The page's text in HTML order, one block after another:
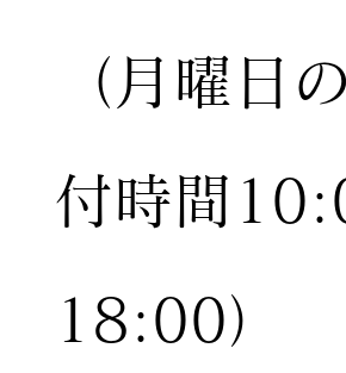
（月曜日
付時間
18:00）